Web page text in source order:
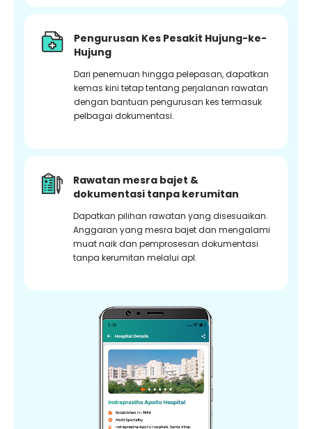
Pengurusan Kes Pesakit Hujung-ke-
Hujung
Dari penemuan hingga pelepasan, dapatkan
kemas kini tetap tentang perjalanan rawatan
dengan bantuan pengurusan kes termasuk
pelbagai dokumentasi.
Rawatan mesra bajet &
dokumentasi tanpa kerumitan
Dapatkan pilihan rawatan yang disesuaikan.
Anggaran yang mesra bajet dan mengalami
muat naik dan pemprosesan dokumentasi
tanpa kerumitan melalui apl.